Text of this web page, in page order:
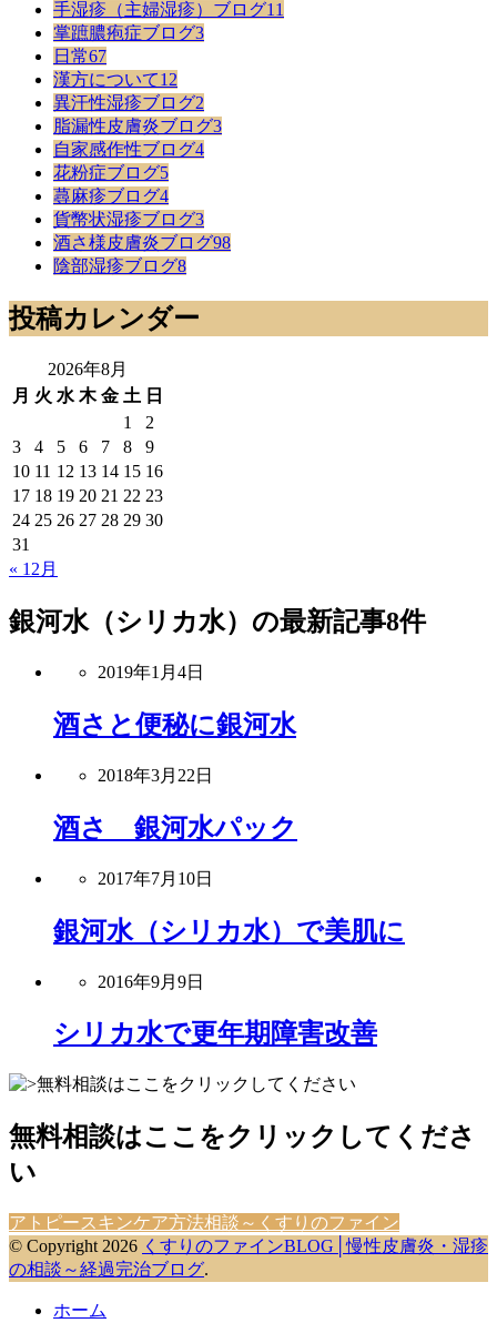
手湿疹（主婦湿疹）ブログ11
掌蹠膿疱症ブログ3
日常67
漢方について12
異汗性湿疹ブログ2
脂漏性皮膚炎ブログ3
自家感作性ブログ4
花粉症ブログ5
蕁麻疹ブログ4
貨幣状湿疹ブログ3
酒さ様皮膚炎ブログ98
陰部湿疹ブログ8
投稿カレンダー
2026年8月
月 火 水 木 金 土 日
1
2
3
4 5 6 7 8
9
10 11 12 13 14 15 16
17 18 19 20 21 22 23
24 25 26 27 28 29 30
31
« 12月
銀河水（シリカ水） の最新記事8件
2019年1月4日
酒さと便秘に銀河水
2018年3月22日
酒さ 銀河水パック
2017年7月10日
銀河水（シリカ水）で美肌に
2016年9月9日
シリカ水で更年期障害改善
無料相談はここをクリックしてくださ
い
アトピースキンケア方法相談～くすりのファイン
© Copyright 2026 くすりのファインBLOG│慢性皮膚炎・湿疹
の相談～経過完治ブログ.
ホーム